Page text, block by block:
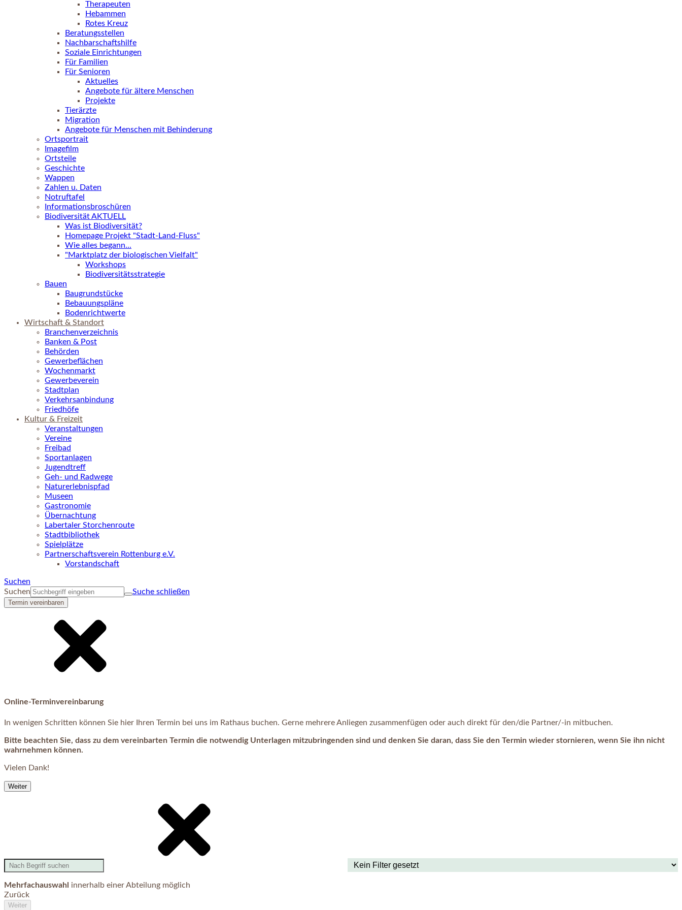
Therapeuten
Hebammen
Rotes Kreuz
Beratungsstellen
Nachbarschaftshilfe
Soziale Einrichtungen
Für Familien
Für Senioren
Aktuelles
Angebote für ältere Menschen
Projekte
Tierärzte
Migration
Angebote für Menschen mit Behinderung
Ortsportrait
Imagefilm
Ortsteile
Geschichte
Wappen
Zahlen u. Daten
Notruftafel
Informationsbroschüren
Biodiversität AKTUELL
Was ist Biodiversität?
Homepage Projekt "Stadt-Land-Fluss"
Wie alles begann...
"Marktplatz der biologischen Vielfalt"
Workshops
Biodiversitätsstrategie
Bauen
Baugrundstücke
Bebauungspläne
Bodenrichtwerte
Wirtschaft & Standort
Branchenverzeichnis
Banken & Post
Behörden
Gewerbeflächen
Wochenmarkt
Gewerbeverein
Stadtplan
Verkehrsanbindung
Friedhöfe
Kultur & Freizeit
Veranstaltungen
Vereine
Freibad
Sportanlagen
Jugendtreff
Geh- und Radwege
Naturerlebnispfad
Museen
Gastronomie
Übernachtung
Labertaler Storchenroute
Stadtbibliothek
Spielplätze
Partnerschaftsverein Rottenburg e.V.
Vorstandschaft
Suchen
Suchen
Suche schließen
Termin vereinbaren
Online-Terminvereinbarung
In wenigen Schritten können Sie hier Ihren Termin bei uns im Rathaus buchen. Gerne mehrere Anliegen zusammenfügen oder auch direkt für den/die Partner/-in mitbuchen.
Bitte beachten Sie, dass zu dem vereinbarten Termin die notwendig Unterlagen mitzubringenden sind und denken Sie daran, dass Sie den Termin wieder stornieren, wenn Sie ihn nicht
wahrnehmen können.
Vielen Dank!
Weiter
Mehrfachauswahl innerhalb einer Abteilung möglich
Zurück
Weiter